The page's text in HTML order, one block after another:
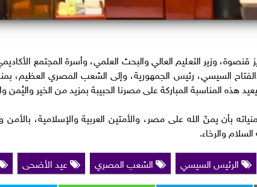
قنصوة، وزير التعليم العالي والبحث العلمي، وأسرة المجتمع
السيسي، رئيس الجمهورية، وإلى الشعب المصري العظيم،
هذه المناسبة المباركة على مصرنا الحبيبة بمزيد من الخير واليُمن
بأن يمنّ الله على مصر، والأمتين العربية والإسلامية، بالأمن
والرخاء.
الرئيس السيسي الشعب المصري عيد الأضحى